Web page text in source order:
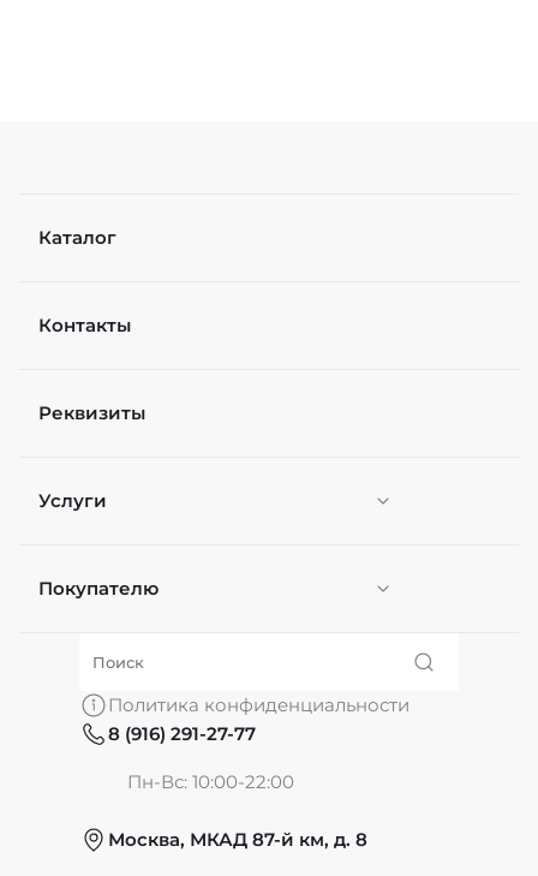
Каталог
Контакты
Реквизиты
Услуги
Персонификация
Покупателю
О нас
Обмен и возврат
Политика конфиденциальности
8 (916) 291-27-77
Пн-Вс: 10:00-22:00
Москва, МКАД 87-й км, д. 8